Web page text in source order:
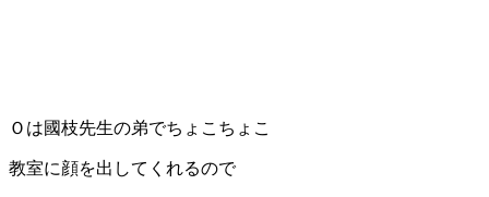
Ｏは國枝先生の弟でちょこちょこ
教室に顔を出してくれるので